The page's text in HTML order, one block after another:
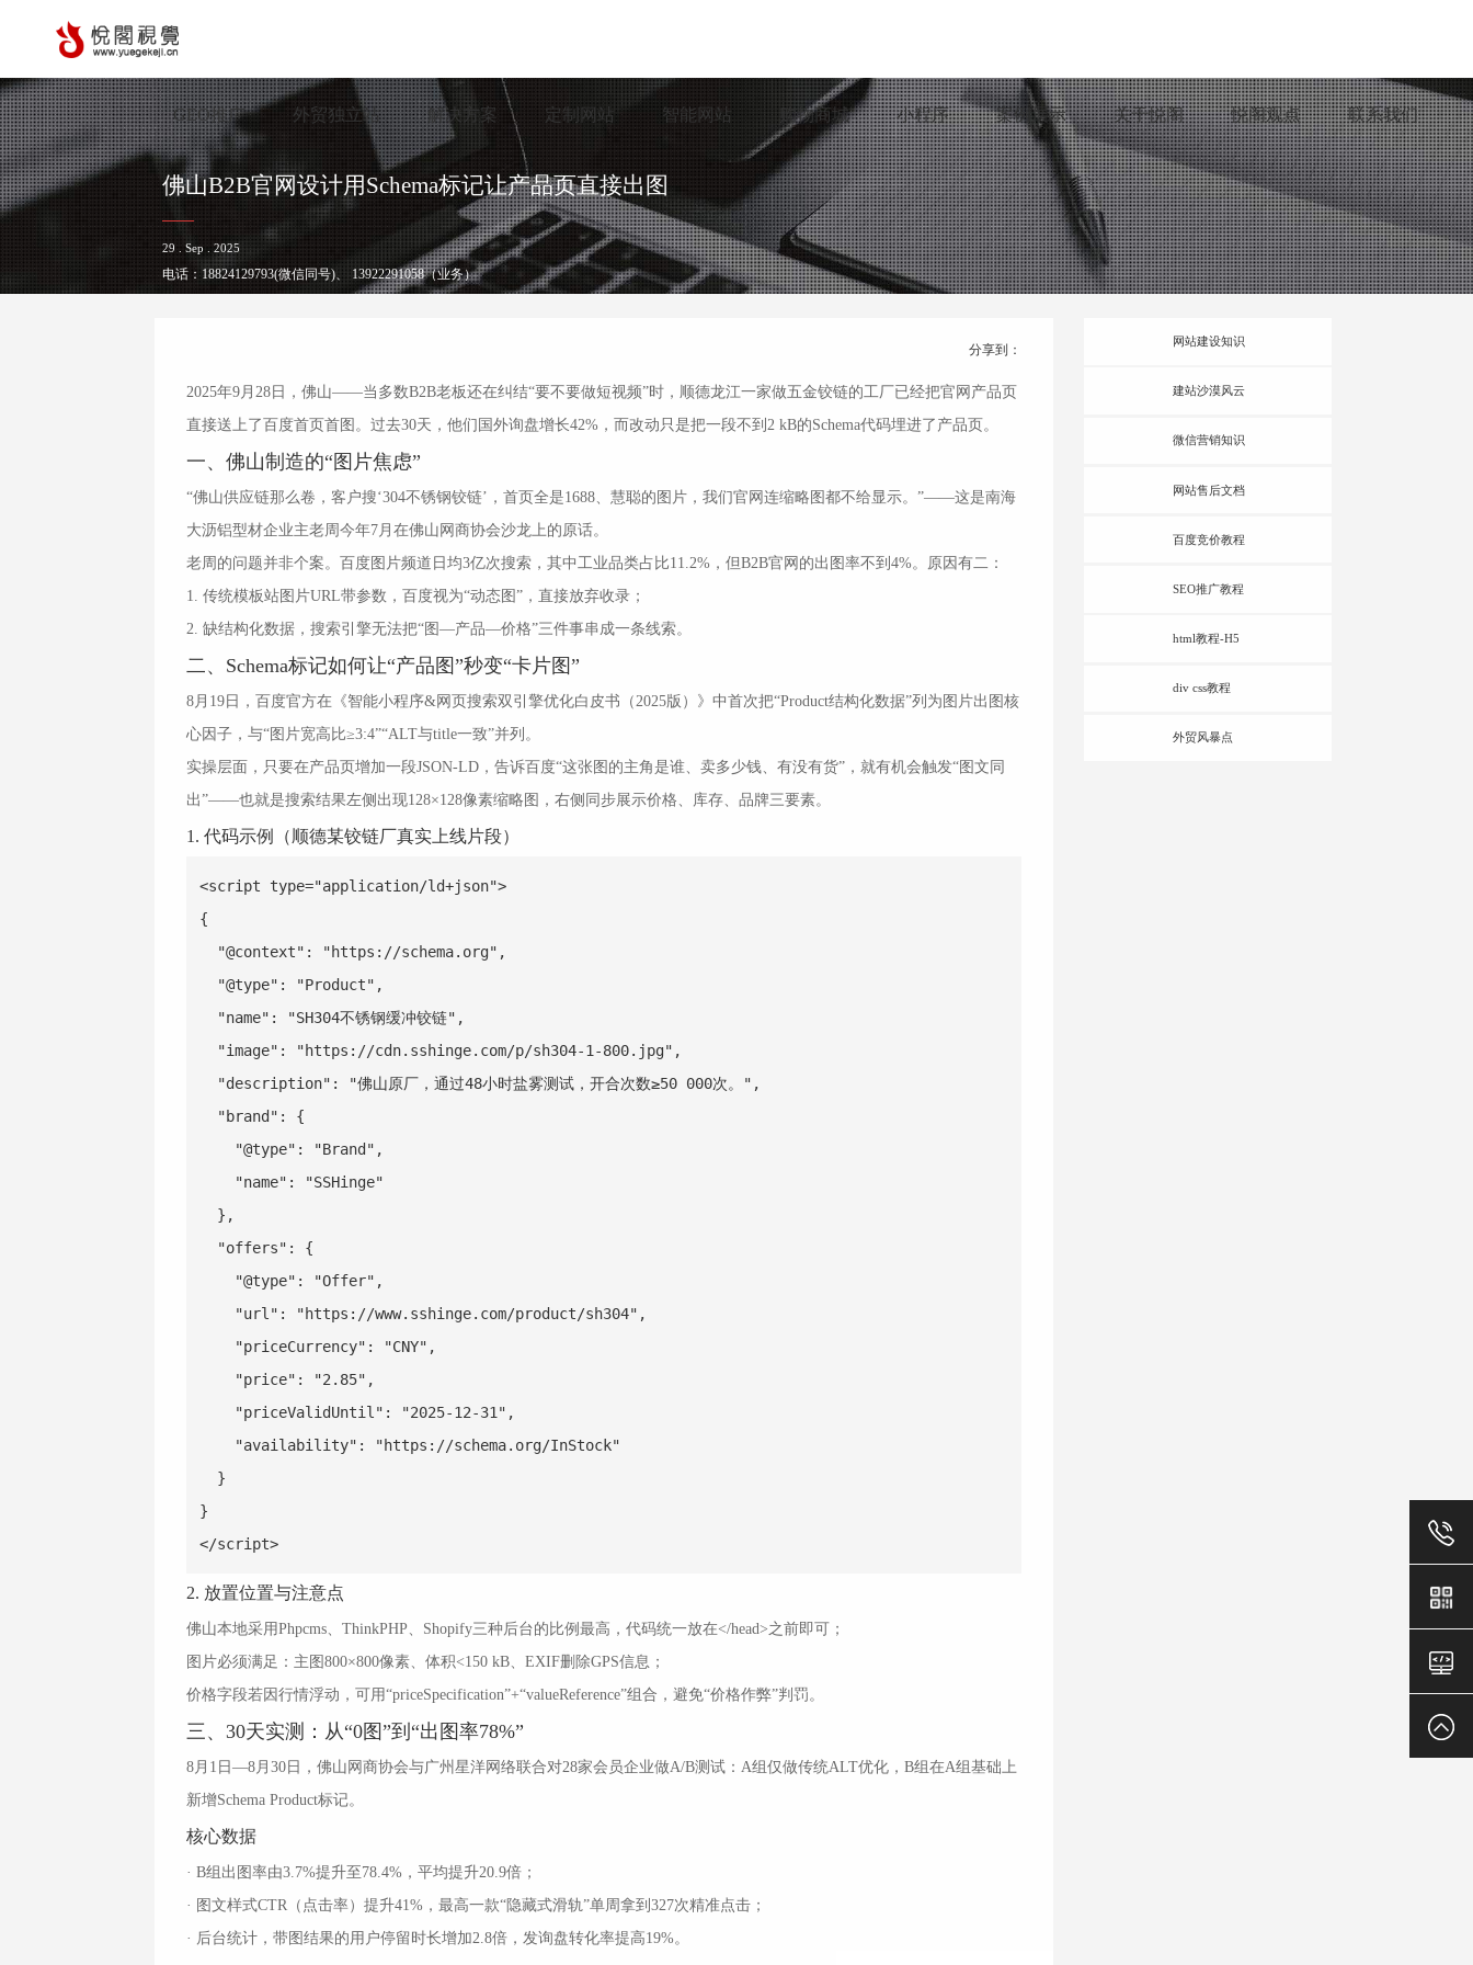
GEO推广 外贸独立站 解决方案 定制网站 智能网站 购物商城 小程序 案例展示 关于悦阁 悦阁观点 联系我们
佛山B2B官网设计用Schema标记让产品页直接出图
29 . Sep . 2025
电话：18824129793(微信同号)、13922291058（业务）
分享到：
2025年9月28日，佛山——当多数B2B老板还在纠结“要不要做短视频”时，顺德龙江一家做五金铰链的工厂已经把官网产品页
直接送上了百度首页首图。过去30天，他们国外询盘增长42%，而改动只是把一段不到2 kB的Schema代码埋进了产品页。
一、佛山制造的“图片焦虑”
“佛山供应链那么卷，客户搜‘304不锈钢铰链’，首页全是1688、慧聪的图片，我们官网连缩略图都不给显示。”——这是南海
大沥铝型材企业主老周今年7月在佛山网商协会沙龙上的原话。
老周的问题并非个案。百度图片频道日均3亿次搜索，其中工业品类占比11.2%，但B2B官网的出图率不到4%。原因有二：
1. 传统模板站图片URL带参数，百度视为“动态图”，直接放弃收录；
2. 缺结构化数据，搜索引擎无法把“图—产品—价格”三件事串成一条线索。
二、Schema标记如何让“产品图”秒变“卡片图”
8月19日，百度官方在《智能小程序&网页搜索双引擎优化白皮书（2025版）》中首次把“Product结构化数据”列为图片出图核
心因子，与“图片宽高比≥3:4”“ALT与title一致”并列。
实操层面，只要在产品页增加一段JSON-LD，告诉百度“这张图的主角是谁、卖多少钱、有没有货”，就有机会触发“图文同
出”——也就是搜索结果左侧出现128×128像素缩略图，右侧同步展示价格、库存、品牌三要素。
1. 代码示例（顺德某铰链厂真实上线片段）
<script type="application/ld+json">
{
"@context": "https://schema.org",
"@type": "Product",
"name": "SH304不锈钢缓冲铰链",
"image": "https://cdn.sshinge.com/p/sh304-1-800.jpg",
"description": "佛山原厂，通过48小时盐雾测试，开合次数≥50 000次。",
"brand": {
"@type": "Brand",
"name": "SSHinge"
},
"offers": {
"@type": "Offer",
"url": "https://www.sshinge.com/product/sh304",
"priceCurrency": "CNY",
"price": "2.85",
"priceValidUntil": "2025-12-31",
"availability": "https://schema.org/InStock"
}
}
</script>
2. 放置位置与注意点
佛山本地采用Phpcms、ThinkPHP、Shopify三种后台的比例最高，代码统一放在</head>之前即可；
图片必须满足：主图800×800像素、体积<150 kB、EXIF删除GPS信息；
价格字段若因行情浮动，可用“priceSpecification”+“valueReference”组合，避免“价格作弊”判罚。
三、30天实测：从“0图”到“出图率78%”
8月1日—8月30日，佛山网商协会与广州星洋网络联合对28家会员企业做A/B测试：A组仅做传统ALT优化，B组在A组基础上
新增Schema Product标记。
核心数据
· B组出图率由3.7%提升至78.4%，平均提升20.9倍；
· 图文样式CTR（点击率）提升41%，最高一款“隐藏式滑轨”单周拿到327次精准点击；
· 后台统计，带图结果的用户停留时长增加2.8倍，发询盘转化率提高19%。
网站建设知识
建站沙漠风云
微信营销知识
网站售后文档
百度竞价教程
SEO推广教程
html教程-H5
div css教程
外贸风暴点